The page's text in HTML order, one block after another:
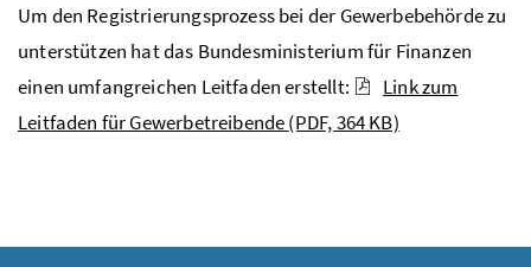
Um den Registrierungsprozess bei der Gewerbebehörde zu
unterstützen hat das Bundesministerium für Finanzen
einen umfangreichen Leitfaden erstellt:
Link zum
Leitfaden für Gewerbetreibende(PDF, 364 KB)